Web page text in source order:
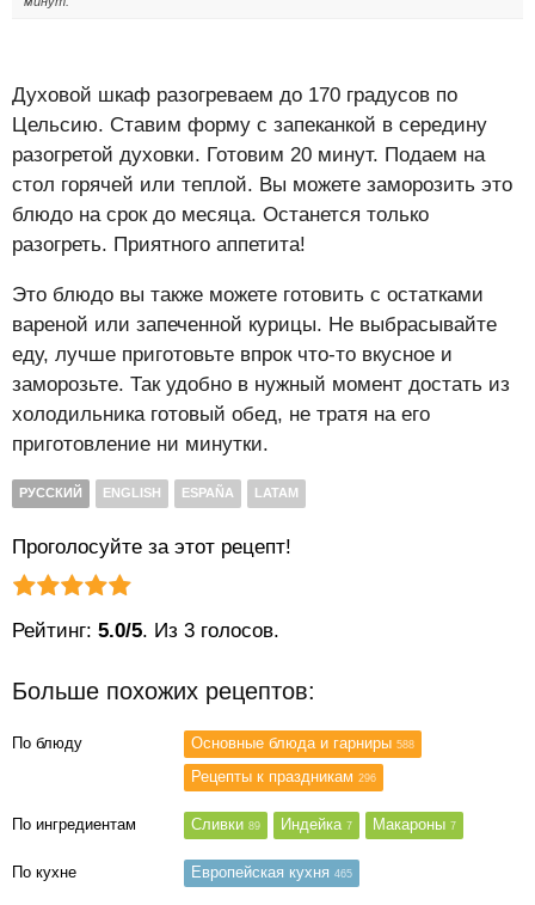
Духовой шкаф разогреваем до 170 градусов по
Цельсию. Ставим форму с запеканкой в середину
разогретой духовки. Готовим 20 минут. Подаем на
стол горячей или теплой. Вы можете заморозить это
блюдо на срок до месяца. Останется только
разогреть. Приятного аппетита!
Это блюдо вы также можете готовить с остатками
вареной или запеченной курицы. Не выбрасывайте
еду, лучше приготовьте впрок что-то вкусное и
заморозьте. Так удобно в нужный момент достать из
холодильника готовый обед, не тратя на его
приготовление ни минутки.
РУССКИЙ ENGLISH ESPAÑA LATAM
Проголосуйте за этот рецепт!
Рейтинг статьи:
Рейтинг: 5.0/5. Из 3 голосов.
Больше похожих рецептов:
По блюду Основные блюда и гарниры 588
Рецепты к праздникам 296
По ингредиентам Сливки 89 Индейка 7 Макароны 7
По кухне Европейская кухня 465